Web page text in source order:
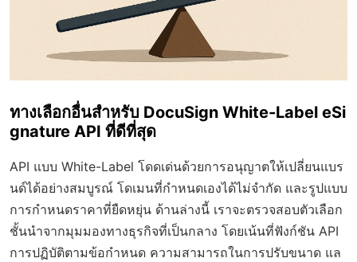
ทางเลือกอื่นสำหรับ DocuSign White-Label eSi
gnature API ที่ดีที่สุด
API แบบ White-Label โดดเด่นด้วยการอนุญาตให้เปลี่ยนแบร
นด์ได้อย่างสมบูรณ์ โดเมนที่กำหนดเองได้ไม่จำกัด และรูปแบบ
การกำหนดราคาที่ยืดหยุ่น ด้านล่างนี้ เราจะตรวจสอบตัวเลือก
ชั้นนำจากมุมมองทางธุรกิจที่เป็นกลาง โดยเน้นที่ฟังก์ชัน API
การปฏิบัติตามข้อกำหนด ความสามารถในการปรับขนาด แล